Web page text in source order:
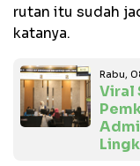
rutan itu sudah
katanya.
Rabu,
Viral